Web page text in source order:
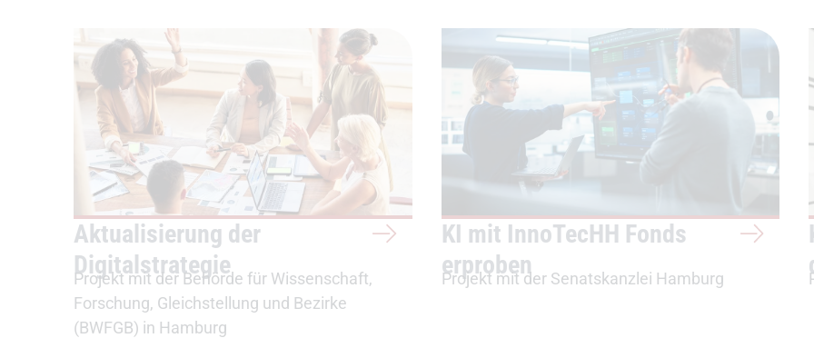
Aktualisierung der
Digitalstrategie
Projekt mit der Behörde für Wissenschaft,
Forschung, Gleichstellung und Bezirke
(BWFGB) in Hamburg
KI mit InnoTecHH Fonds
erproben
Projekt mit der Senatskanzlei Hamburg